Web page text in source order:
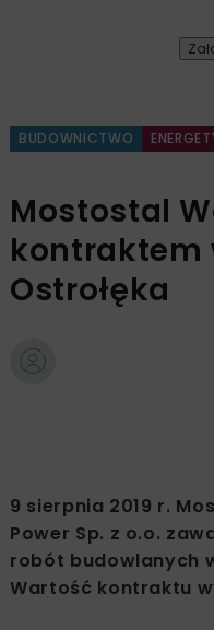
BUDOWNICTWO
Mostostal
kontraktem
Ostrołęka
9 sierpnia 2019 r.
Power Sp. z o.o.
robót budowlanych
Wartość kontraktu